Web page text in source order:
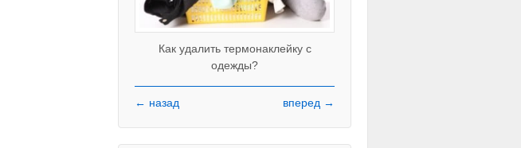
Как удалить термонаклейку с
одежды?
Красивые печатные буквы
← назад вперед →